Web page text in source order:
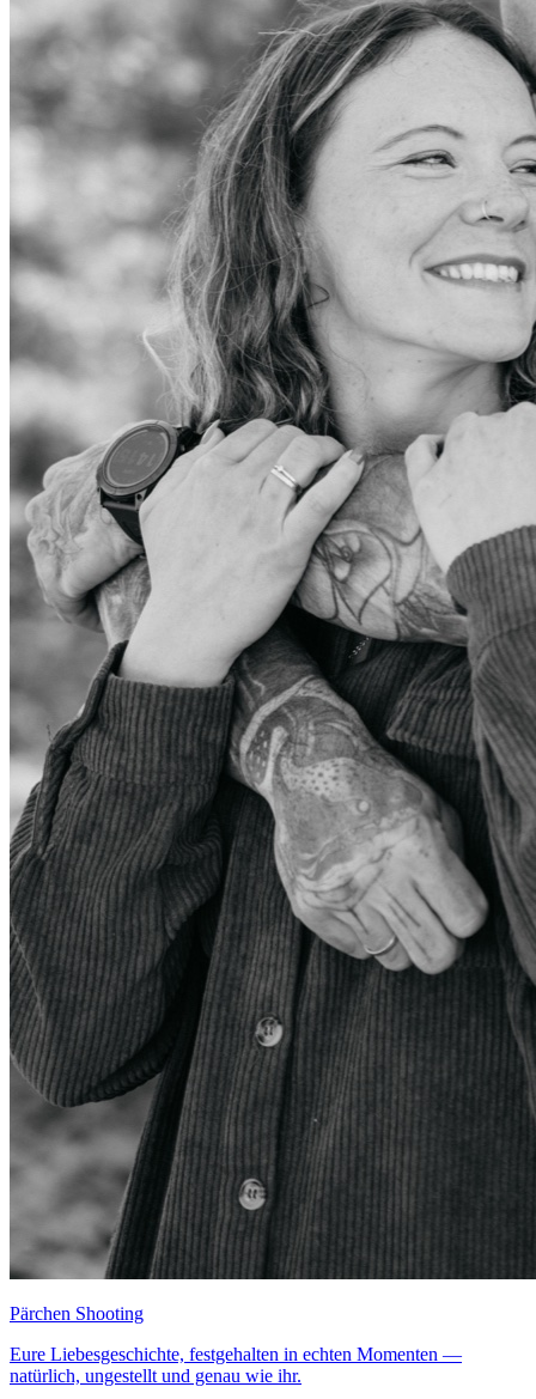
Pärchen Shooting
Eure Liebesgeschichte, festgehalten in echten Momenten —
natürlich, ungestellt und genau wie ihr.